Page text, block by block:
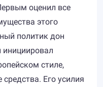
оценил все
этого
политик дон
инициировал
стиле,
Его усилия